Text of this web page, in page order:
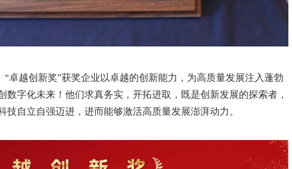
卓越创新奖”获奖企业以卓越的创新能力，为高质量发展注入蓬勃
数字化未来！他们求真务实，开拓进取，既是创新发展的探索者，
自立自强迈进，进而能够激活高质量发展澎湃动力。